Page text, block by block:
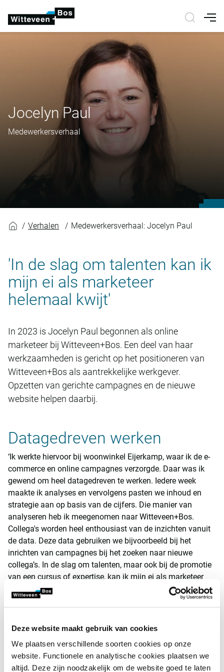
Deze website maakt gebruik van cookies
We plaatsen verschillende soorten cookies op onze
website. Functionele en analytische cookies plaatsen we
altijd. Deze zijn noodzakelijk om de website goed te laten
Jocelyn Paul
Medewerkersverhaal
Verhalen Medewerkersverhaal: Jocelyn Paul
'In de slag om talenten kan ik
mijn ei als marketeer
helemaal kwijt'
In 2023 is Jocelyn Paul begonnen als online
marketeer bij Witteveen+Bos. Een deel van haar
werkzaamheden is gericht op het positioneren van
Witteveen+Bos als aantrekkelijke werkgever.
Opzetten van gerichte campagnes en de nieuwe
website helpen daarbij.
Datagedreven werken
‘Ik werkte hiervoor bij woonwinkel Eijerkamp, waar ik de e-
commerce en online campagnes verzorgde. Daar was ik
gewend om heel datagedreven te werken. Iedere week
maakte ik analyses en vervolgens pasten we inhoud en
strategie aan op basis van de cijfers. Die manier van
analyseren heb ik meegenomen naar Witteveen+Bos.
Collega's worden heel enthousiast van de inzichten vanuit
de data. Deze data gebruiken we bijvoorbeeld bij het
inrichten van campagnes bij het zoeken naar nieuwe
collega’s. In de slag om talenten, maar ook bij de promotie
van een cursus of expertise, kan ik mijn ei als marketeer
helemaal kwijt.’
‘De website is heel belangrijk voor Witteveen+Bos. Meer
dan 50 procent van onze websitebezoekers is
werkzoekende. Het doel is uiteraard om hen te laten